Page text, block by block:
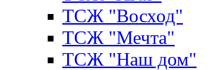
ТСЖ "Восход"
ТСЖ "Мечта"
ТСЖ "Наш дом"